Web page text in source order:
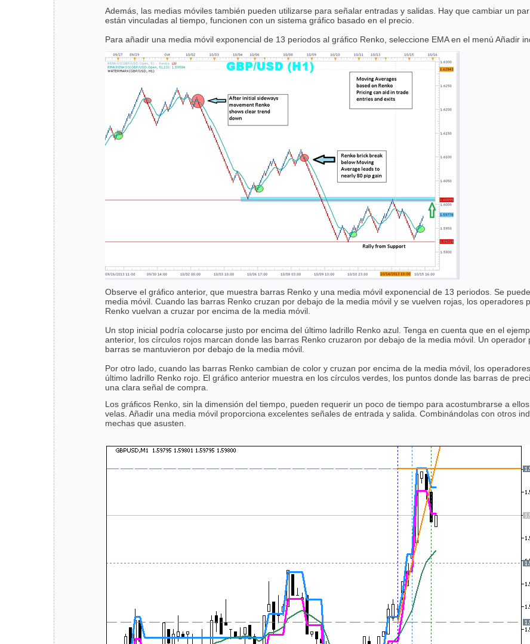
Además, las medias móviles también pueden utilizarse para señalar entradas y salidas. Hay que cambiar un
están vinculadas al tiempo, funcionen con un sistema gráfico basado en el precio.
Para añadir una media móvil exponencial de 13 periodos al gráfico Renko, seleccione EMA en el menú Añadir
Observe el gráfico anterior, que muestra barras Renko y una media móvil exponencial de 13 periodos. Se
media móvil. Cuando las barras Renko cruzan por debajo de la media móvil y se vuelven rojas, los
Renko vuelvan a cruzar por encima de la media móvil.
Un stop inicial podría colocarse justo por encima del último ladrillo Renko azul. Tenga en cuenta que en el
anterior, los círculos rojos marcan donde las barras Renko cruzaron por debajo de la media móvil. Un
barras se mantuvieron por debajo de la media móvil.
Por otro lado, cuando las barras Renko cambian de color y cruzan por encima de la media móvil, los
último ladrillo Renko rojo. El gráfico anterior muestra en los círculos verdes, los puntos donde las barras de
una clara señal de compra.
Los gráficos Renko, sin la dimensión del tiempo, pueden requerir un poco de tiempo para acostumbrarse a
velas. Añadir una media móvil proporciona excelentes señales de entrada y salida. Combinándolas con otros
mechas que asusten.